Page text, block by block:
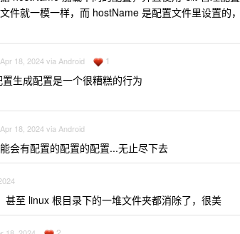
件就一模一样，而 hostName 是配置文件里设置的
Apr 18, 2024 via Android 1
生成配置是一个很糟糕的行为
Apr 18, 2024 via Android
会有配置的配置的配置...无止尽下去
甚至 linux 根目录下的一堆文件夹都消除了，很美